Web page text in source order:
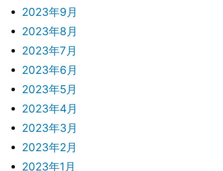
2023年9月
2023年8月
2023年7月
2023年6月
2023年5月
2023年4月
2023年3月
2023年2月
2023年1月